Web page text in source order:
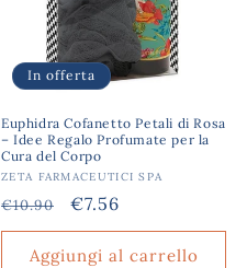
In offerta
Euphidra Cofanetto Petali di Rosa
– Idee Regalo Profumate per la
Cura del Corpo
Produttore:
ZETA FARMACEUTICI SPA
Prezzo
di
listino
€10.90
Prezzo
scontato
€7.56
Aggiungi al carrello